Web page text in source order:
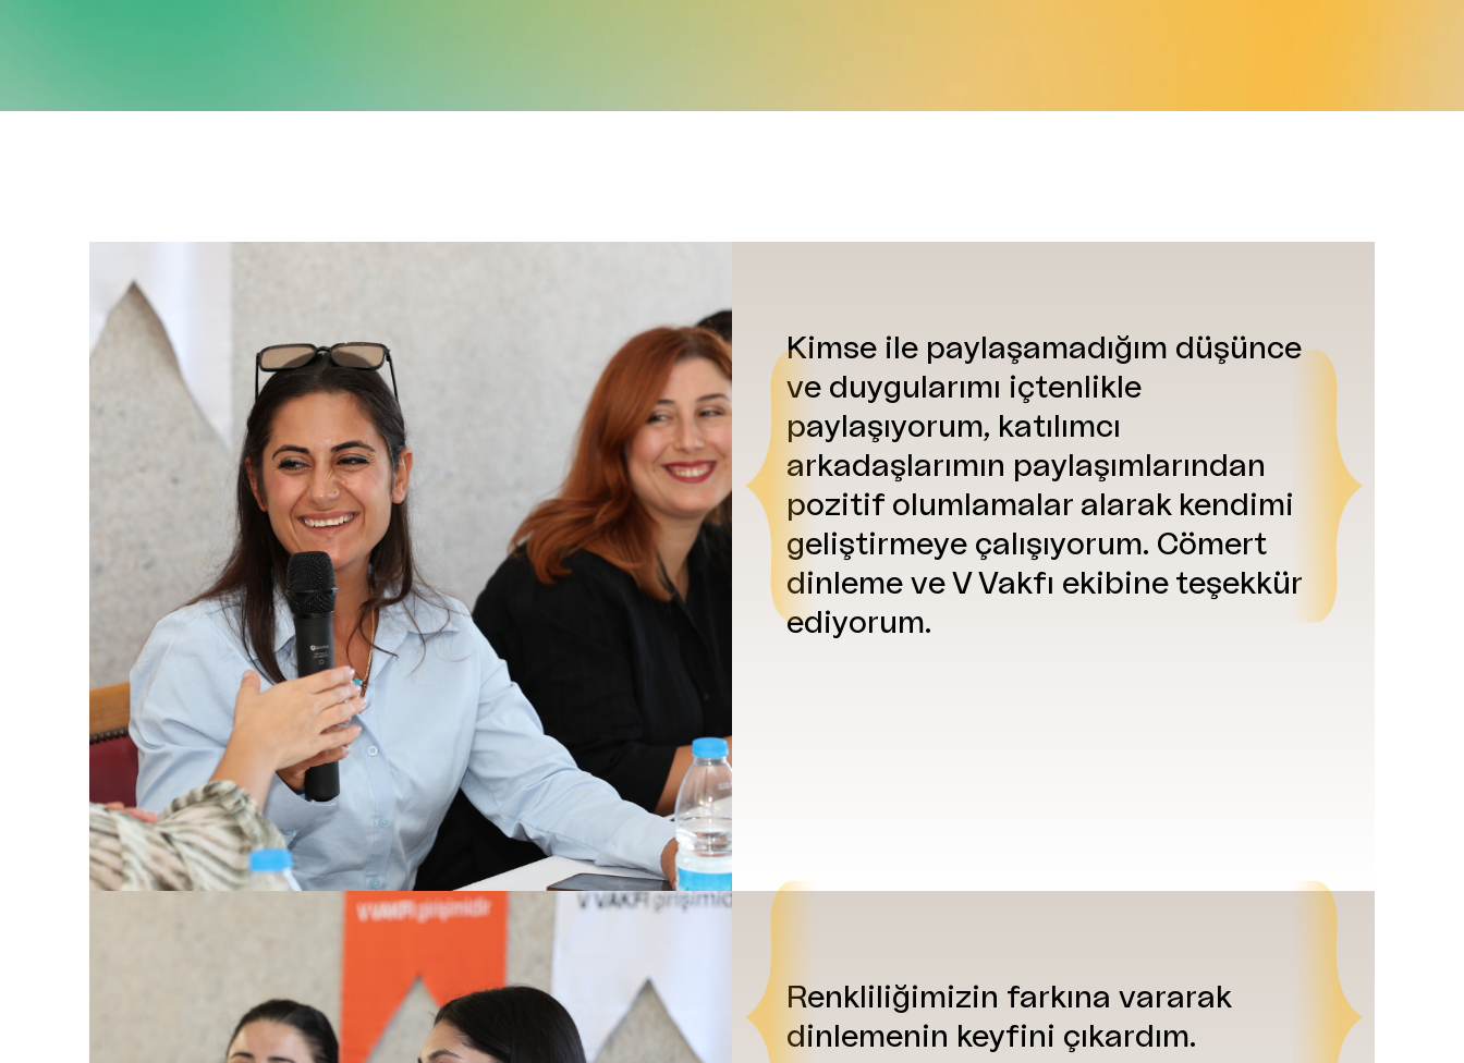
Kimse ile paylaşamadığım düşünce
ve duygularımı içtenlikle
paylaşıyorum, katılımcı
arkadaşlarımın paylaşımlarından
pozitif olumlamalar alarak kendimi
geliştirmeye çalışıyorum. Cömert
dinleme ve V Vakfı ekibine teşekkür
ediyorum.
Renkliliğimizin farkına vararak
dinlemenin keyfini çıkardım.